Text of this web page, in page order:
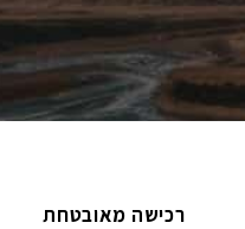
רכישה מאובטחת